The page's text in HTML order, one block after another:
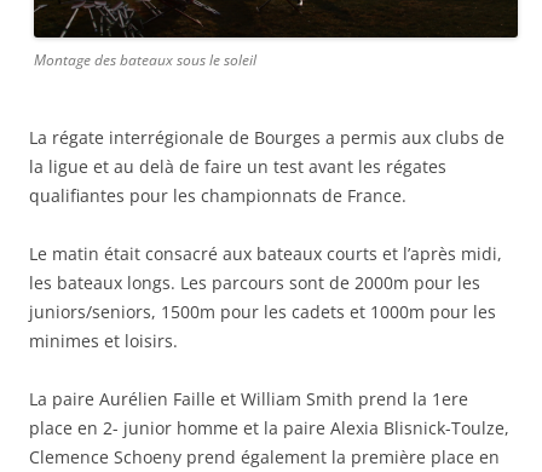
Montage des bateaux sous le soleil
La régate interrégionale de Bourges a permis aux clubs de
la ligue et au delà de faire un test avant les régates
qualifiantes pour les championnats de France.
Le matin était consacré aux bateaux courts et l’après midi,
les bateaux longs. Les parcours sont de 2000m pour les
juniors/seniors, 1500m pour les cadets et 1000m pour les
minimes et loisirs.
La paire Aurélien Faille et William Smith prend la 1ere
place en 2- junior homme et la paire Alexia Blisnick-Toulze,
Clemence Schoeny prend également la première place en